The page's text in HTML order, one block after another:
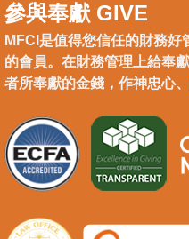
參與奉獻 GIVE
MFCI是值得您信任的財務
的會員。在財務管理上給奉
者所奉獻的金錢，作神忠心